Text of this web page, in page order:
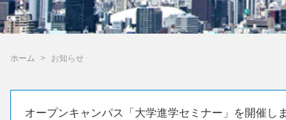
ホーム お知らせ
オープンキャンパス「大学進学セミナー」を開催し